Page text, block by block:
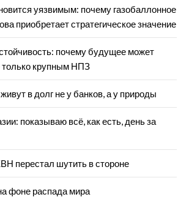
уязвимым: почему газобаллонное
приобретает стратегическое значение
почему будущее может
только крупным НПЗ
в долг не у банков, а у природы
показываю всё, как есть, день за
перестал шутить в стороне
фоне распада мира